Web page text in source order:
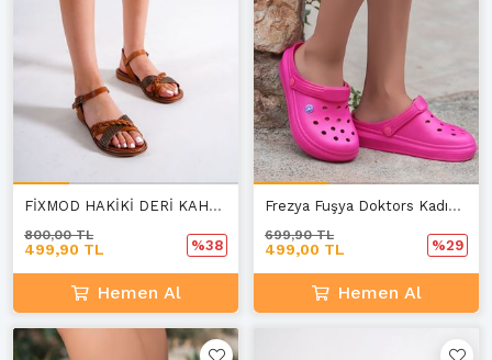
FİXMOD HAKİKİ DERİ KAHVERENGİ SANDALET
499,90 TL
800,00 TL
%38
Hemen Al
Frezya Fuşya Doktors Kadın Terlik
499,00 TL
699,90 TL
%29
Hemen Al